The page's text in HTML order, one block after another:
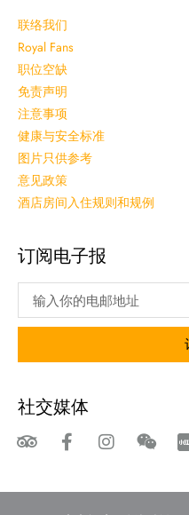
联络我们
Royal Fans
职位空缺
免责声明
注意事项
健康与安全标准
图片只供参考
意见政策
酒店房间入住规则和规例
订阅电子报
社交媒体